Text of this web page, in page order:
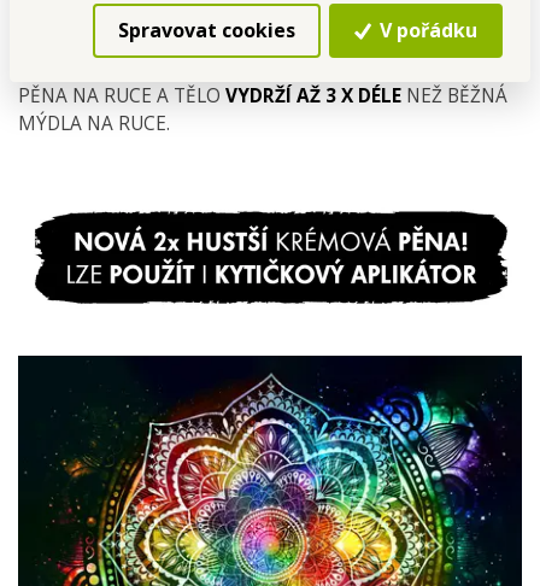
Spravovat cookies V pořádku
NAMASTÉ
pěna na mytí rukou a těla, 300 ml.
PĚNA NA RUCE A TĚLO VYDRŽÍ AŽ 3 X DÉLE NEŽ BĚŽNÁ
MÝDLA NA RUCE.